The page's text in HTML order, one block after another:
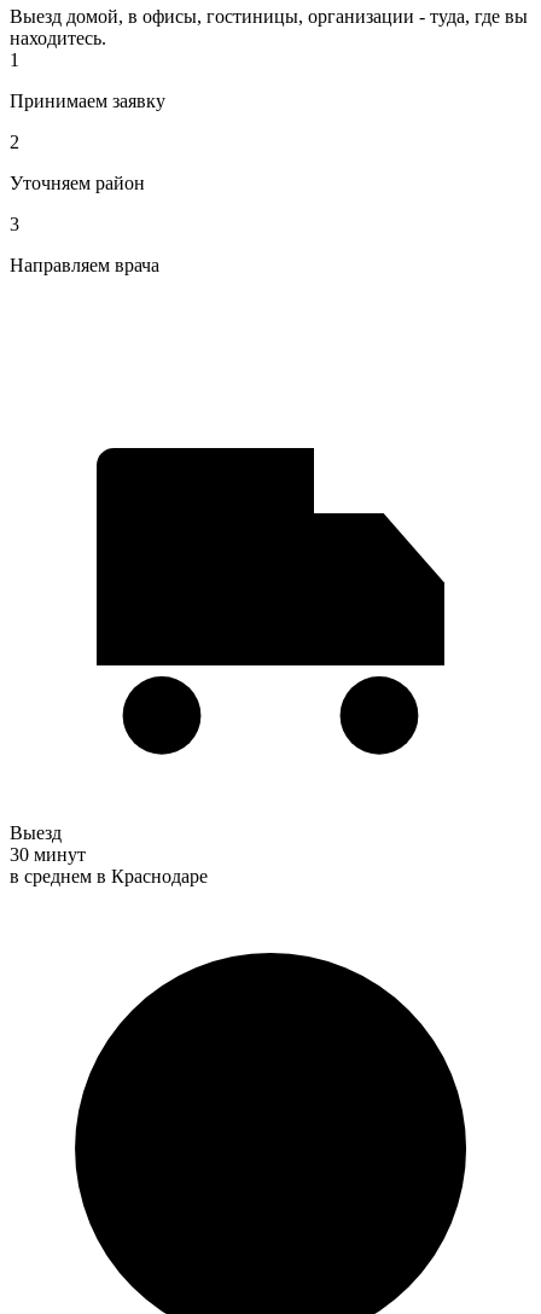
Выезд домой, в офисы, гостиницы, организации - туда, где вы
находитесь.
1
Принимаем заявку
2
Уточняем район
3
Направляем врача
Выезд
30 минут
в среднем в Краснодаре